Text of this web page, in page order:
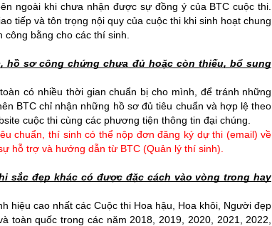
ngoài khi chưa nhận được sự đồng ý của BTC cuộc thi.
tiếp và tôn trọng nội quy của cuộc thi khi sinh hoạt chung
bằng cho các thí sinh.
sơ công chứng chưa đủ hoặc còn thiếu, bổ sung
có nhiều thời gian chuẩn bị cho mình, để tránh những
BTC chỉ nhận những hồ sơ đủ tiêu chuẩn và hợp lệ theo
cuộc thi cùng các phương tiện thông tin đại chúng.
chuẩn, thí sinh có thể nộp đơn đăng ký dự thi (email) về
hỗ trợ và hướng dẫn từ BTC (Quản lý thí sinh).
sắc đẹp khác có được đặc cách vào vòng trong hay
hiệu cao nhất các Cuộc thi Hoa hậu, Hoa khôi, Người đẹp
toàn quốc trong các năm 2018, 2019, 2020, 2021, 2022,